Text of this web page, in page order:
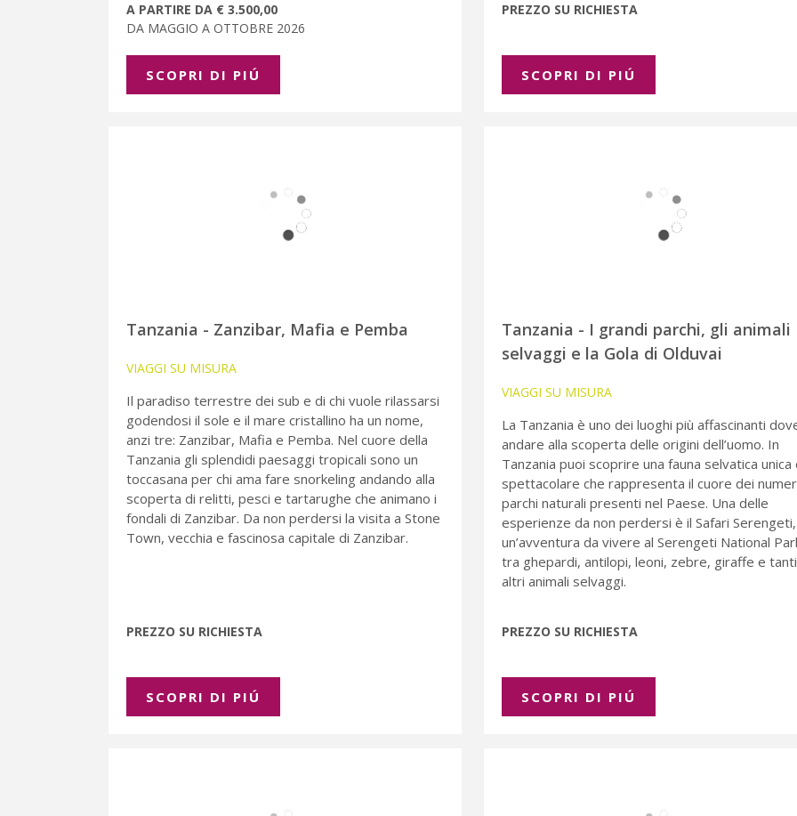
A PARTIRE DA € 3.500,00
DA MAGGIO A OTTOBRE 2026
SCOPRI DI PIÚ
PREZZO SU RICHIESTA
SCOPRI DI PIÚ
Tanzania - Zanzibar, Mafia e Pemba
VIAGGI SU MISURA
Il paradiso terrestre dei sub e di chi vuole rilassarsi
godendosi il sole e il mare cristallino ha un nome,
anzi tre: Zanzibar, Mafia e Pemba. Nel cuore della
Tanzania gli splendidi paesaggi tropicali sono un
toccasana per chi ama fare snorkeling andando alla
scoperta di relitti, pesci e tartarughe che animano i
fondali di Zanzibar. Da non perdersi la visita a Stone
Town, vecchia e fascinosa capitale di Zanzibar.
PREZZO SU RICHIESTA
SCOPRI DI PIÚ
Tanzania - I grandi parchi, gli animali
selvaggi e la Gola di Olduvai
VIAGGI SU MISURA
La Tanzania è uno dei luoghi più affascinanti
andare alla scoperta delle origini dell’uomo. In
Tanzania puoi scoprire una fauna selvatica unica
spettacolare che rappresenta il cuore dei
parchi naturali presenti nel Paese. Una delle
esperienze da non perdersi è il Safari Serengeti,
un’avventura da vivere al Serengeti National
tra ghepardi, antilopi, leoni, zebre, giraffe e tanti
altri animali selvaggi.
PREZZO SU RICHIESTA
SCOPRI DI PIÚ